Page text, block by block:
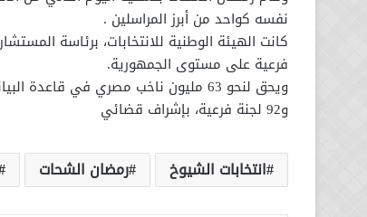
نفسه كواحد من أبرز المراسلين .
فرعية على مستوى الجمهورية.
و92 لجنة فرعية، بإشراف قضائي
انتخابات الشيوخ رمضان الشحات